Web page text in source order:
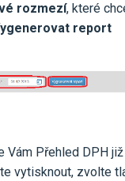
rozmezí, které
report
Vám Přehled DPH
vytisknout, zvolte